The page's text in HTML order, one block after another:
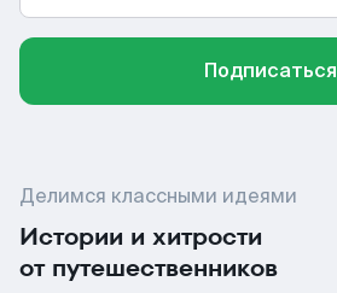
Подписаться
Делимся классными идеями
Истории и хитрости
от путешественников